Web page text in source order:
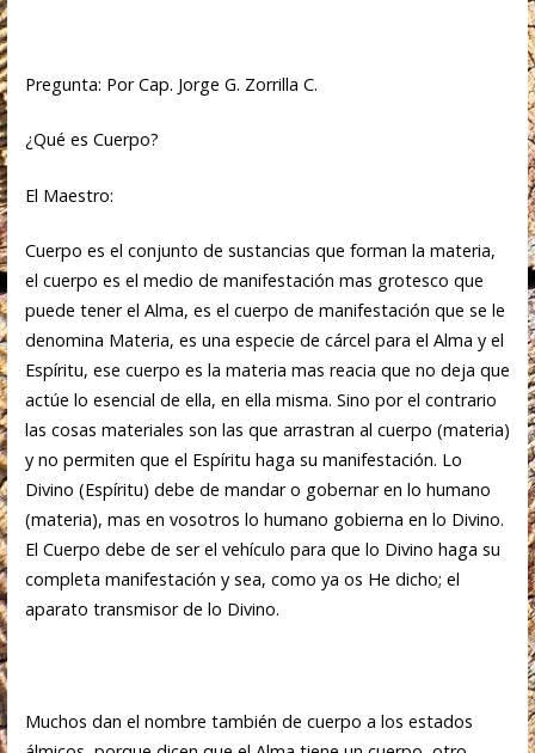
Pregunta: Por Cap. Jorge G. Zorrilla C.
¿Qué es Cuerpo?
El Maestro:
Cuerpo es el conjunto de sustancias que forman la materia,
el cuerpo es el medio de manifestación mas grotesco que
puede tener el Alma, es el cuerpo de manifestación que se le
denomina Materia, es una especie de cárcel para el Alma y el
Espíritu, ese cuerpo es la materia mas reacia que no deja que
actúe lo esencial de ella, en ella misma. Sino por el contrario
las cosas materiales son las que arrastran al cuerpo (materia)
y no permiten que el Espíritu haga su manifestación. Lo
Divino (Espíritu) debe de mandar o gobernar en lo humano
(materia), mas en vosotros lo humano gobierna en lo Divino.
El Cuerpo debe de ser el vehículo para que lo Divino haga su
completa manifestación y sea, como ya os He dicho; el
aparato transmisor de lo Divino.
Muchos dan el nombre también de cuerpo a los estados